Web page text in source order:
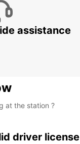
assistance
at the station ?
driver license